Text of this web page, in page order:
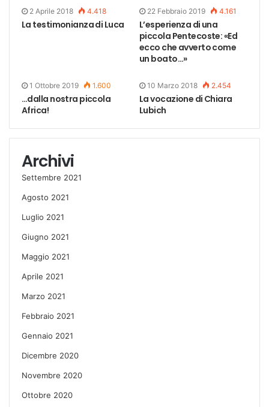
2 Aprile 2018 4.418
La testimonianza di Luca
22 Febbraio 2019 4.161
L’esperienza di una
piccola Pentecoste: «Ed
ecco che avverto come
un boato…»
1 Ottobre 2019 1.600
…dalla nostra piccola
Africa!
10 Marzo 2018 2.454
La vocazione di Chiara
Lubich
Archivi
Settembre 2021
Agosto 2021
Luglio 2021
Giugno 2021
Maggio 2021
Aprile 2021
Marzo 2021
Febbraio 2021
Gennaio 2021
Dicembre 2020
Novembre 2020
Ottobre 2020